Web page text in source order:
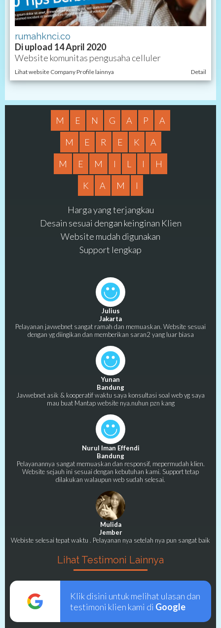
rumahknci.co
Di upload 14 April 2020
Website komunitas pengusaha celluler
Lihat website Company Profile lainnya Detail
M E N G A P
A
M
E R E K
A
M
E M I L I
H
K
A M I
Harga yang terjangkau
Desain sesuai dengan keinginan Klien
Website mudah digunakan
Support lengkap
Julius
Jakarta
Pelayanan javwebnet sangat ramah dan memuaskan. Website sesuai
dengan yg diingikan dan memberikan saran2 yang luar biasa
Yunan
Bandung
Javwebnet asik & kooperatif waktu saya konsultasi soal web yg saya
mau buat Mantap website nya.nuhun pzn kang
Nurul Iman Effendi
Bandung
Pelayanannya sangat memuaskan dan responsif, mepermudah klien.
Website sejauh ini sesuai dengan kebutuhan kami. Support tetap
dilakukan walaupun web sudah selesai.
Mulida
Jember
Webiste selesai tepat waktu . Pelayanan nya setelah nya pun sangat baik
Lihat Testimoni Lainnya
Klik disini untuk melihat ulasan dan
testimoni klien kami di Google